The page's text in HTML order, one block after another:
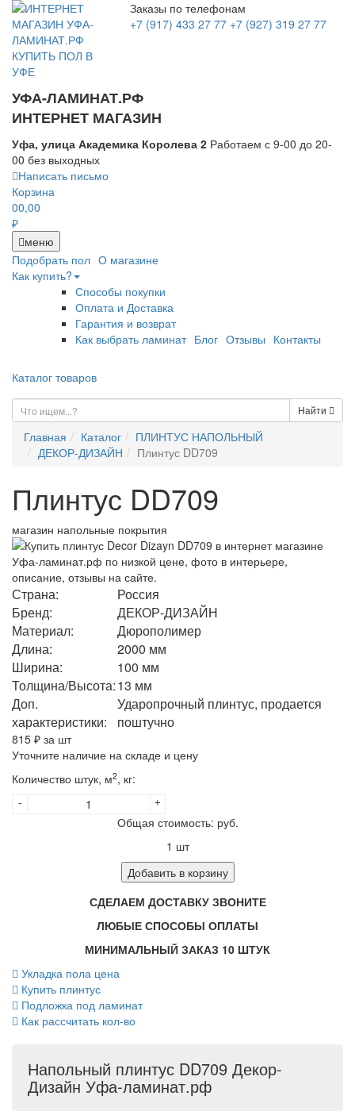
Заказы по телефонам
+7 (917) 433 27 77 +7 (927) 319 27 77
УФА-ЛАМИНАТ.РФ
ИНТЕРНЕТ МАГАЗИН
Уфа, улица Академика Королева 2 Работаем с 9-00 до 20-
00 без выходных
Написать письмо
Корзина
00,00
₽
меню
Подобрать пол О магазине
Как купить?
Способы покупки
Оплата и Доставка
Гарантия и возврат
Как выбрать ламинат Блог Отзывы Контакты
Каталог товаров
Найти
Главная Каталог
ПЛИНТУС НАПОЛЬНЫЙ
ДЕКОР-ДИЗАЙН
Плинтус DD709
Плинтус DD709
магазин напольные покрытия
Страна:
Россия
Бренд:
ДЕКОР-ДИЗАЙН
Материал:
Дюрополимер
Длина:
2000 мм
Ширина:
100 мм
Толщина/Высота:13 мм
Доп.
характеристики:
Ударопрочный плинтус, продается
поштучно
815 ₽ за шт
Уточните наличие на складе и цену
Количество штук, м2, кг:
+
-
Общая стоимость: руб.
1 шт
Добавить в корзину
СДЕЛАЕМ ДОСТАВКУ ЗВОНИТЕ
ЛЮБЫЕ СПОСОБЫ ОПЛАТЫ
МИНИМАЛЬНЫЙ ЗАКАЗ 10 ШТУК
Укладка пола цена
Купить плинтус
Подложка под ламинат
Как рассчитать кол-во
Напольный плинтус DD709 Декор-
Дизайн Уфа-ламинат.рф